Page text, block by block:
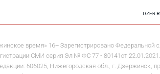
время» 16+ Зарегистрировано Федеральной
СМИ серия Эл № ФС 77 - 80141от
606025, Нижегородская обл., г. Дзержинск,